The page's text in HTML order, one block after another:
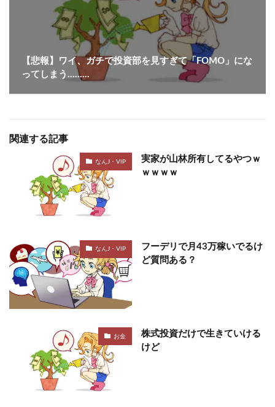
【悲報】ワイ、ガチで投資部を見すぎて「FOMO」にな
ってしまう………
関連する記事
なんJ・VIP
実家が山林所有してるやつｗ
ｗｗｗｗ
なんJ・VIP
フーデリで月43万稼いでるけ
ど質問ある？
お金
株式投資だけで生きていける
けど